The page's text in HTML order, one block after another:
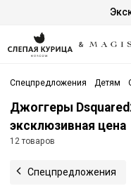
Спецпредложения Детям
Джоггеры
эксклюзивная цена
12 товаров
Спецпредложения